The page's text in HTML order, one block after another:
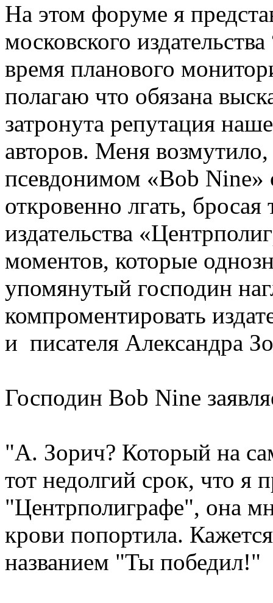
На этом форуме я
московского
время планового
полагаю что обязана
затронута репутация
авторов. Меня
псевдонимом «Bob Nine»
откровенно лгать,
издательства
моментов, которые
упомянутый господин
компроментировать
и писателя Александра
Господин Bob Nine
"А. Зорич? Который на
тот недолгий срок, что я
"Центрполиграфе", она
крови попортила.
названием "Ты победил!"